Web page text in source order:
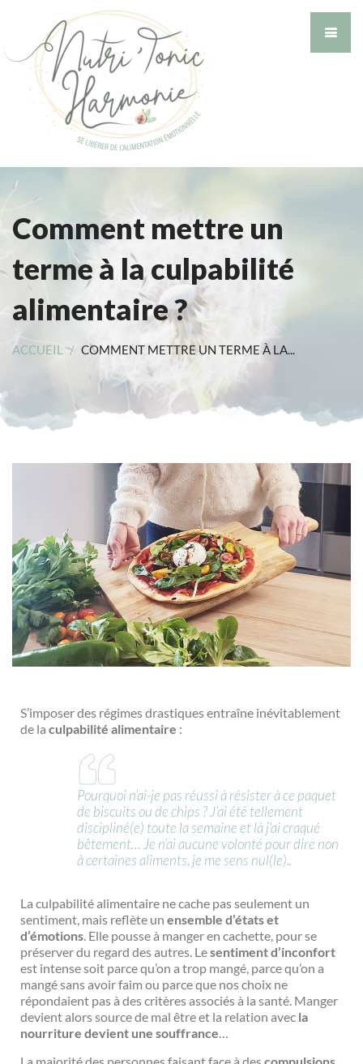
Comment mettre un
terme à la culpabilité
alimentaire ?
ACCUEIL / COMMENT METTRE UN TERME À LA...
S’imposer des régimes drastiques entraîne inévitablement
de la culpabilité alimentaire :
Pourquoi n’ai-je pas réussi à résister à ce paquet
de biscuits ou de chips ? J’ai été tellement
discipliné(e) toute la semaine et là j’ai craqué
bêtement… Je n’ai aucune volonté pour dire non
à certaines aliments, je me sens nul(le)..
La culpabilité alimentaire ne cache pas seulement un
sentiment, mais reflète un ensemble d’états et
d’émotions . Elle pousse à manger en cachette, pour se
préserver du regard des autres. Lesentiment d’inconfort
est intense soit parce qu’on a trop mangé, parce qu’on a
mangé sans avoir faim ou parce que nos choix ne
répondaient pas à des critères associés à la santé. Manger
devient alors source de mal être et la relation avec la
nourriture devient une souffrance